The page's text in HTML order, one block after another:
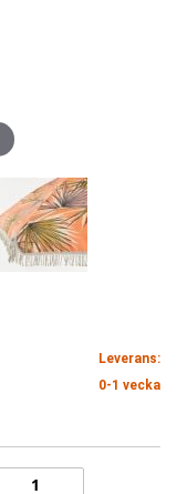
Leverans:
0-1 vecka